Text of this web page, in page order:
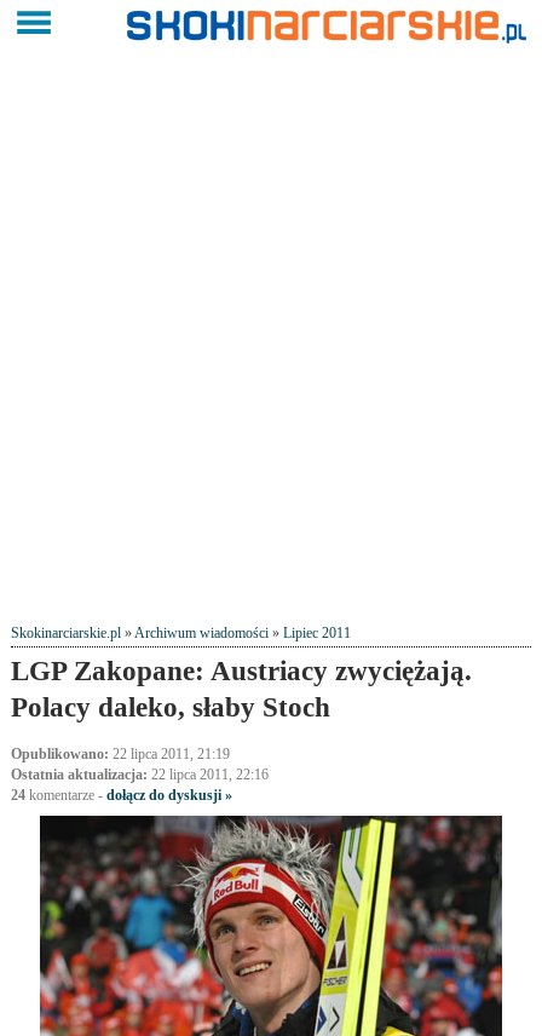
Skokinarciarskie.pl»Archiwum wiadomości» Lipiec 2011
LGP Zakopane: Austriacy zwyciężają.
Polacy daleko, słaby Stoch
Opublikowano: 22 lipca 2011, 21:19
Ostatnia aktualizacja: 22 lipca 2011, 22:16
24komentarze- dołącz do dyskusji »